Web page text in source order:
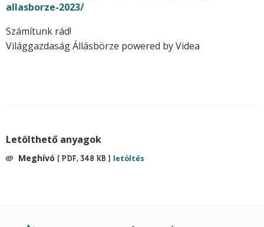
allasborze-2023/
Számítunk rád!
Világgazdaság Állásbörze powered by Videa
Letölthető anyagok
Meghívó PDF, 348 KB letöltés